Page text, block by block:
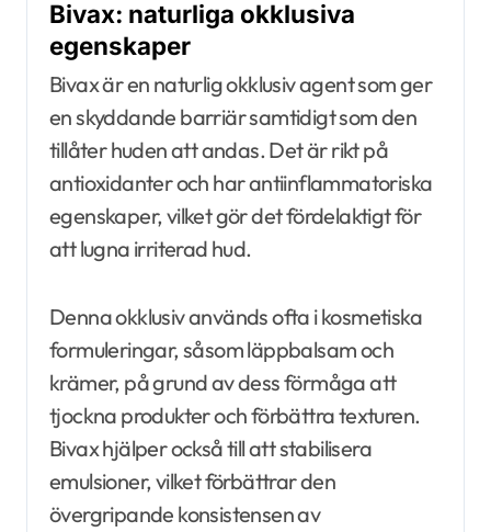
Bivax: naturliga okklusiva
egenskaper
Bivax är en naturlig okklusiv agent som ger
en skyddande barriär samtidigt som den
tillåter huden att andas. Det är rikt på
antioxidanter och har antiinflammatoriska
egenskaper, vilket gör det fördelaktigt för
att lugna irriterad hud.
Denna okklusiv används ofta i kosmetiska
formuleringar, såsom läppbalsam och
krämer, på grund av dess förmåga att
tjockna produkter och förbättra texturen.
Bivax hjälper också till att stabilisera
emulsioner, vilket förbättrar den
övergripande konsistensen av